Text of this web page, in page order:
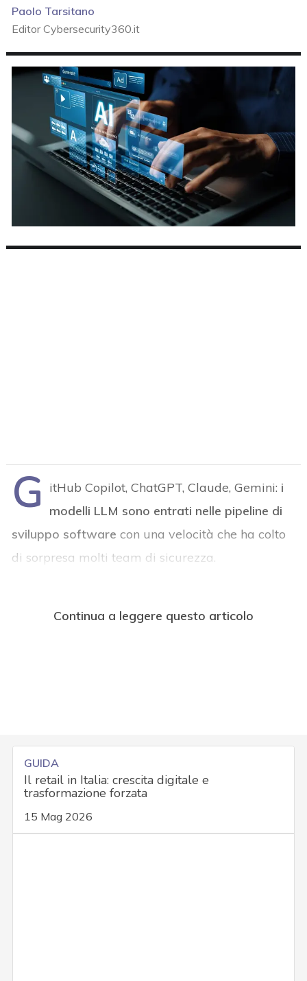
Paolo Tarsitano
Editor Cybersecurity360.it
G itHub Copilot, ChatGPT, Claude, Gemini: i
modelli LLM sono entrati nelle pipeline di
sviluppo software con una velocità che ha colto
di sorpresa molti team di sicurezza.
Continua a leggere questo articolo
GUIDA
Il retail in Italia: crescita digitale e
trasformazione forzata
15 Mag 2026